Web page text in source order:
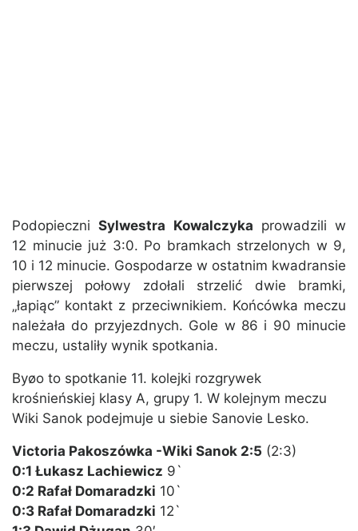
PodopieczniSylwestra Kowalczyka prowadzili w
12 minucie już 3:0. Po bramkach strzelonych w 9,
10 i 12 minucie. Gospodarze w ostatnim kwadransie
pierwszej połowy zdołali strzelić dwie bramki,
„łapiąc” kontakt z przeciwnikiem. Końcówka meczu
należała do przyjezdnych. Gole w 86 i 90 minucie
meczu, ustaliły wynik spotkania.
Byøo to spotkanie 11. kolejki rozgrywek
krośnieńskiej klasy A, grupy 1. W kolejnym meczu
Wiki Sanok podejmuje u siebie Sanovie Lesko.
Victoria Pakoszówka -Wiki Sanok 2:5 (2:3)
0:1 Łukasz Lachiewicz 9`
0:2 Rafał Domaradzki 10`
0:3 Rafał Domaradzki 12`